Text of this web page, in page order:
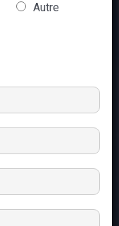
Autre